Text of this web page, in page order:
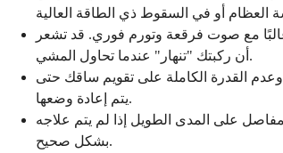
غالبًا مع صوت فرقعة وتورم فوري. قد تشعر
أن ركبتك "تنهار" عندما تحاول المشي.
وعدم القدرة الكاملة على تقويم ساقك حتى
يتم إعادة وضعها.
على المدى الطويل إذا لم يتم علاجه
بشكل صحيح.